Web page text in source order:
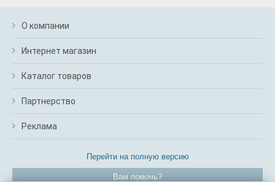
О компании
Интернет магазин
Каталог товаров
Партнерство
Реклама
Перейти на полную версию
Вам помочь?